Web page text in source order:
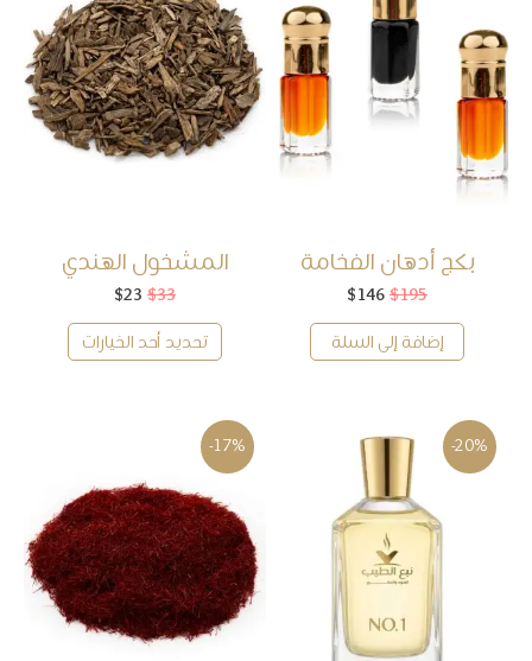
ﺑﻜﺞ أدهان الفخامة
$195 السعر
هو:
$195.
$146
هو:
$146.
إضافة إلى السلة
المشخول الهندي
$33 السعر
هو:
$33.
$23
هو:
$23.
تحديد أحد الخيارات
-20%
-17%